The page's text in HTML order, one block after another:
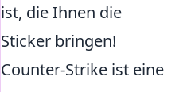
ist, die Ihnen die
Sticker bringen!
Counter-Strike ist eine